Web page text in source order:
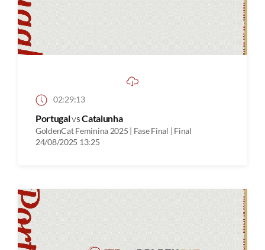
02:29:13
PortugalvsCatalunha
GoldenCat Feminina 2025 | Fase Final | Final
24/08/2025 13:25